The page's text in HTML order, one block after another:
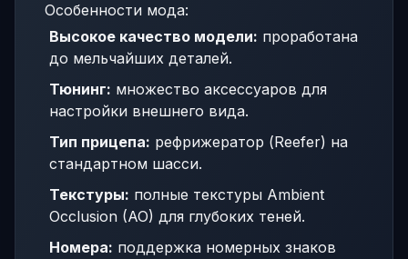
Особенности мода:
Высокое качество модели: проработана
до мельчайших деталей.
Тюнинг: множество аксессуаров для
настройки внешнего вида.
Тип прицепа: рефрижератор (Reefer) на
стандартном шасси.
Текстуры: полные текстуры Ambient
Occlusion (AO) для глубоких теней.
Номера: поддержка номерных знаков